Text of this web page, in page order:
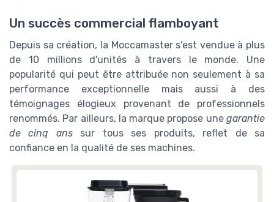
Un succès commercial flamboyant
Depuis sa création, la Moccamaster s'est vendue à plus
de 10 millions d'unités à travers le monde. Une
popularité qui peut être attribuée non seulement à sa
performance exceptionnelle mais aussi à des
témoignages élogieux provenant de professionnels
renommés. Par ailleurs, la marque propose une garantie
de cinq anssur tous ses produits, reflet de sa
confiance en la qualité de ses machines.